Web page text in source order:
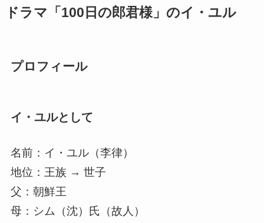
ドラマ「100日の郎君様」のイ・ユル
プロフィール
イ・ユルとして
名前：イ・ユル（李律）
地位：王族 → 世子
父：朝鮮王
母：シム（沈）氏（故人）